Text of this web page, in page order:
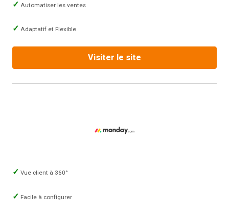
Automatiser les ventes
Adaptatif et Flexible
Visiter le site
Vue client à 360°
Facile à configurer